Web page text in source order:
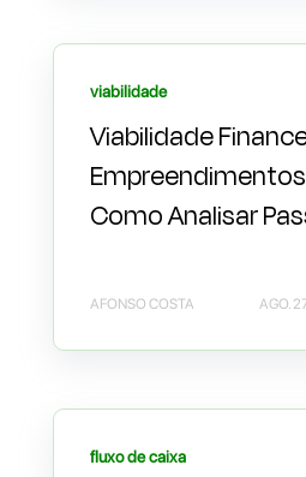
viabilidade
Viabilidade
Como Analisar
AFONSO COSTA AGO.
fluxo de caixa